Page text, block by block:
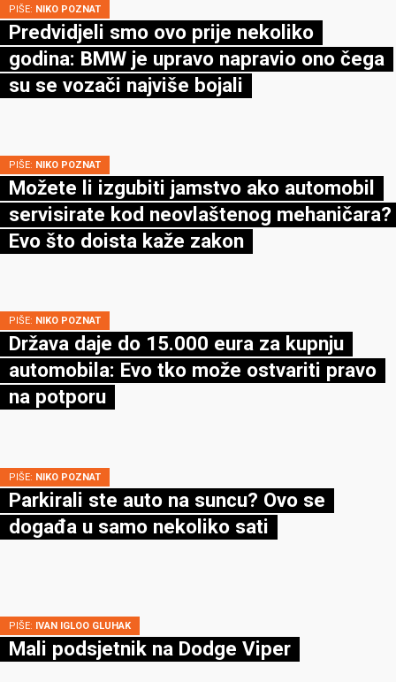
PIŠE: NIKO POZNAT
Predvidjeli smo ovo prije nekoliko
godina: BMW je upravo napravio ono čega
su se vozači najviše bojali
PIŠE: NIKO POZNAT
Možete li izgubiti jamstvo ako automobil
servisirate kod neovlaštenog mehaničara?
Evo što doista kaže zakon
PIŠE: NIKO POZNAT
Država daje do 15.000 eura za kupnju
automobila: Evo tko može ostvariti pravo
na potporu
PIŠE: NIKO POZNAT
Parkirali ste auto na suncu? Ovo se
događa u samo nekoliko sati
PIŠE: IVAN IGLOO GLUHAK
Mali podsjetnik na Dodge Viper